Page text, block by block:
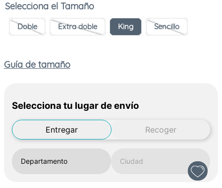
Tamaño
Doble Extra doble King Sencillo
Guía de tamaño
Selecciona tu lugar de envío
Entregar Recoger